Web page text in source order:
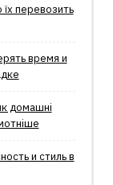
їх перевозить
время и
домашні
и стиль в